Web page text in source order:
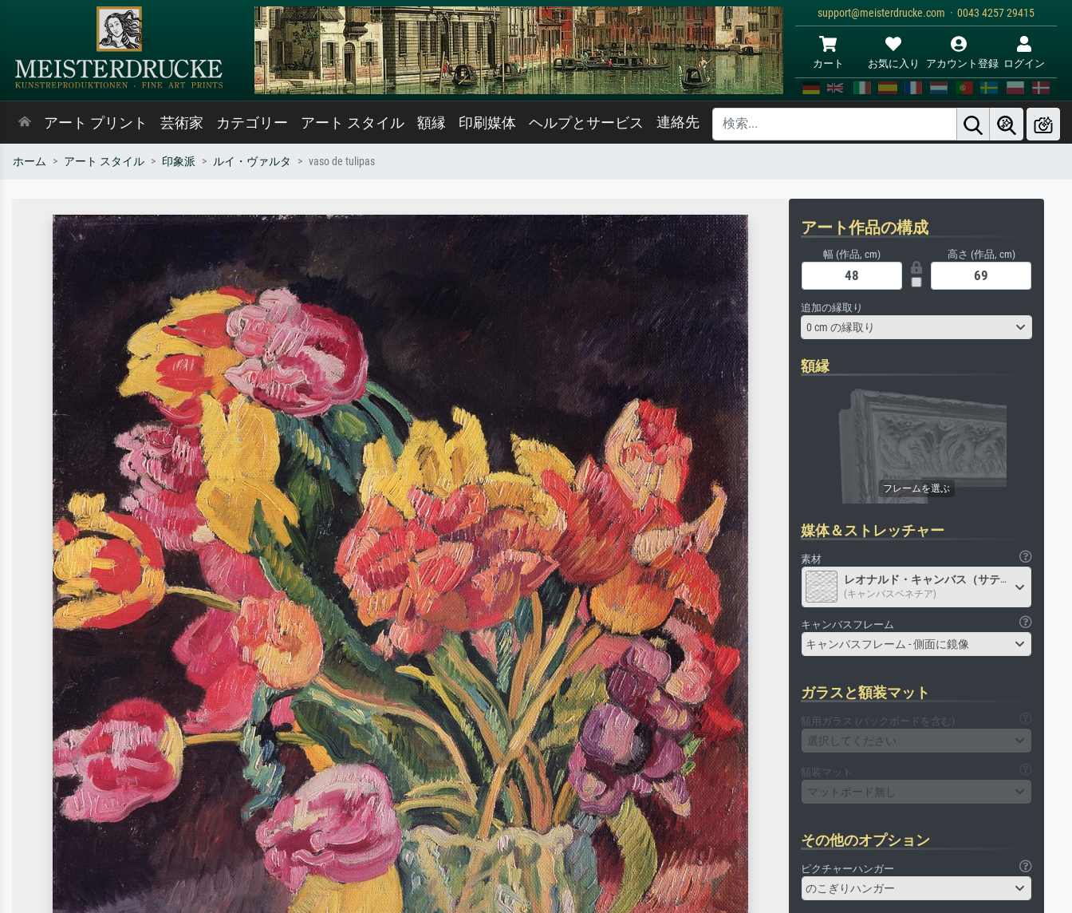
support@meisterdrucke.com · 0043 4257 29415
カート お気に入り アカウント登録 ログイン
アート プリント 芸術家 カテゴリー アート スタイル 額縁 印刷媒体 ヘルプとサービス 連絡先
ホーム アート スタイル 印象派 ルイ・ヴァルタ vaso de tulipas
アート作品の構成
幅 (作品, cm) 高さ (作品, cm)
追加の縁取り
0 cm の縁取り
額縁
媒体＆ストレッチャー
素材
レオナルド・キャンバス（サテン）
(キャンバスベネチア)
キャンバスフレーム
キャンバスフレーム - 側面に鏡像
ガラスと額装マット
額用ガラス (バックボードを含む)
選択してください
額装マット
マットボード無し
その他のオプション
ピクチャーハンガー
のこぎりハンガー